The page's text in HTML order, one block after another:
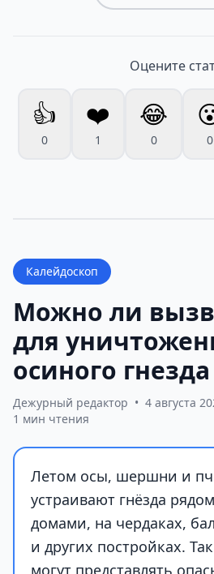
Оцените
👍
0
❤️
1
😂
0 0
Калейдоскоп
Можно ли
для
осиного гнезда
Дежурный редактор • 4 августа
1 мин чтения
Летом осы, шершни и
устраивают гнёзда
домами, на чердаках,
и других постройках.